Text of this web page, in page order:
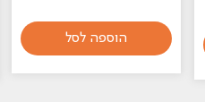
הוספה לסל